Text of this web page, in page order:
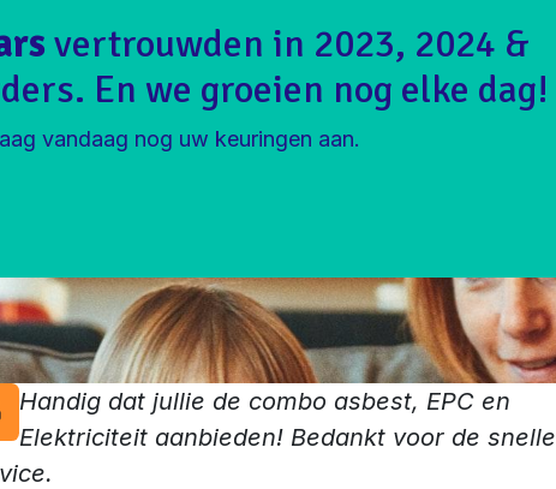
vertrouwden in 2023, 2024 &
En we groeien nog elke dag!
vandaag nog uw keuringen aan.
Handig dat jullie de combo asbest, EPC en
Elektriciteit aanbieden! Bedankt voor de snelle